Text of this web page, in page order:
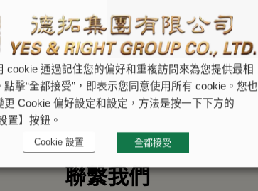
聯繫我們
cookie 通過記住您的偏好和重複訪問來為您提供最相
點擊“全都接受”，即表示您同意使用所有 cookie。您也
更 Cookie 偏好設定和設定，方法是按一下下方的
置】按鈕。
Cookie 設置 全都接受